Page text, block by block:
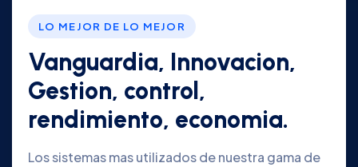
LO MEJOR DE LO MEJOR
Vanguardia, Innovacion,
Gestion, control,
rendimiento, economia.
Los sistemas mas utilizados de nuestra gama de